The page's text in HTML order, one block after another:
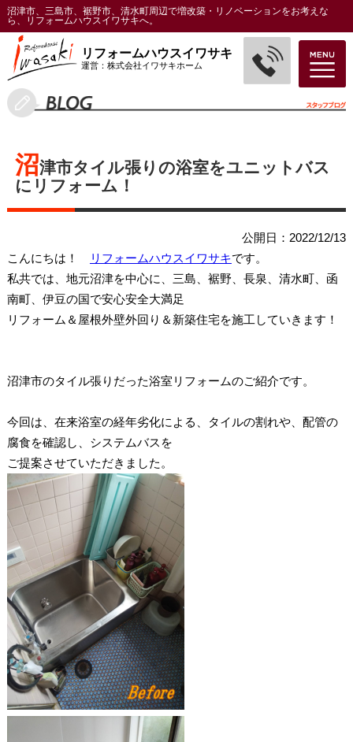
沼津市、三島市、裾野市、清水町周辺で増改築・リノベーションをお考えな
ら、リフォームハウスイワサキへ。
リフォームハウスイワサキ
運営：株式会社イワサキホーム
沼津市タイル張りの浴室をユニットバス
にリフォーム！
公開日：2022/12/13
こんにちは！
リフォームハウスイワサキです。
私共では、地元沼津を中心に、三島、裾野、長泉、清水町、函
南町、伊豆の国で安心安全大満足
リフォーム＆屋根外壁外回り＆新築住宅を施工していきます！
沼津市のタイル張りだった浴室リフォームのご紹介です。
今回は、在来浴室の経年劣化による、タイルの割れや、配管の
腐食を確認し、システムバスを
ご提案させていただきました。